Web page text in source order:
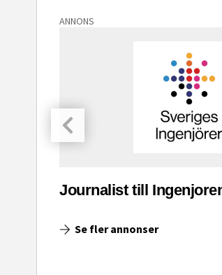
ANNONS
Journalist till
Se fler annonser